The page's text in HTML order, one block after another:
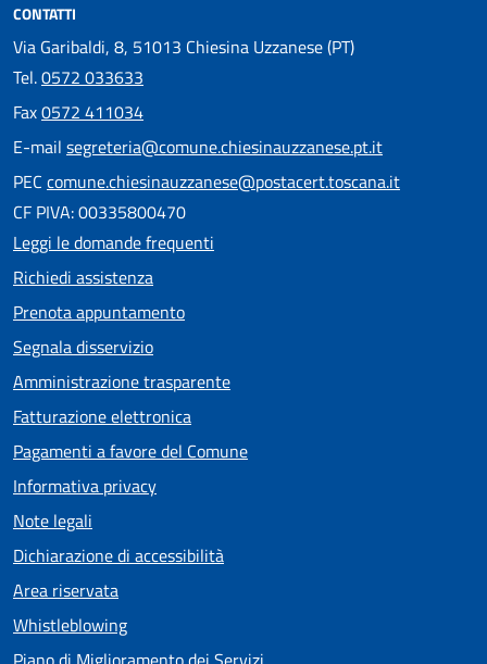
CONTATTI
Via Garibaldi, 8, 51013 Chiesina Uzzanese (PT)
Tel.0572 033633
Fax0572 411034
E-mail segreteria@comune.chiesinauzzanese.pt.it
PEC comune.chiesinauzzanese@postacert.toscana.it
CF PIVA: 00335800470
Leggi le domande frequenti
Richiedi assistenza
Prenota appuntamento
Segnala disservizio
Amministrazione trasparente
Fatturazione elettronica
Pagamenti a favore del Comune
Informativa privacy
Note legali
Dichiarazione di accessibilità
Area riservata
Whistleblowing